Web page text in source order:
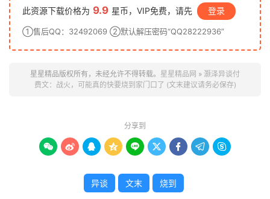
此资源下载价格为 9.9 星币，VIP免费，请先 登录
①售后QQ：32492069 ②默认解压密码“QQ28222936”
星星精品版权所有，未经允许不得转载。 星星精品网 » 灏泽异谈付
费文：战火，可能真的快要烧到家门口了 (文末建议请务必保存)
分享到
        
异谈 文末 烧到